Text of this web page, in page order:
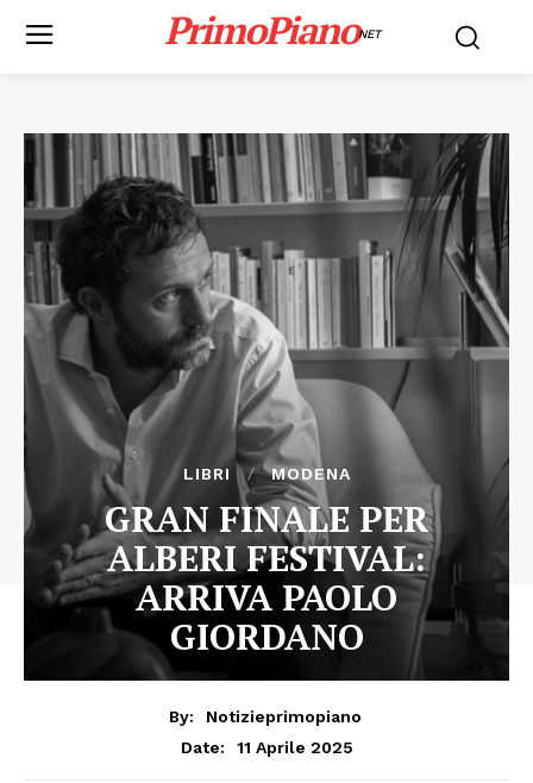
PrimoPianoNET
LIBRI MODENA
GRAN FINALE PER
ALBERI FESTIVAL:
ARRIVA PAOLO
GIORDANO
By:
Notizieprimopiano
Date:
11 Aprile 2025